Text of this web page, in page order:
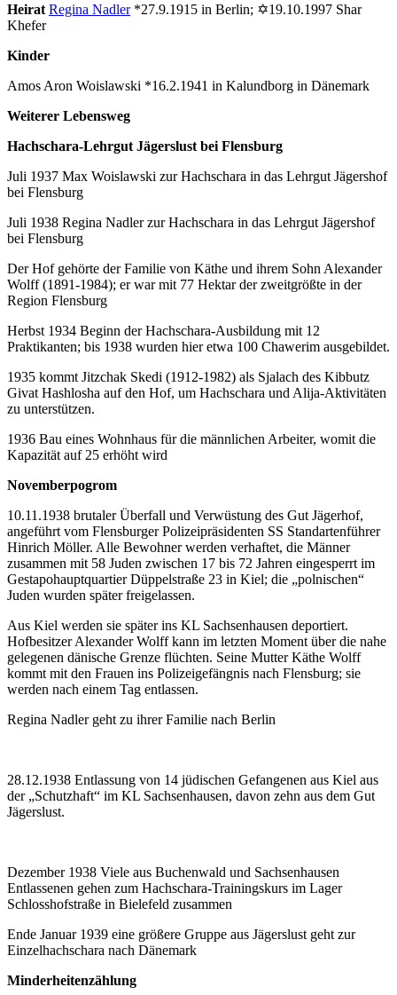
Heirat Regina Nadler*27.9.1915 in Berlin; ✡19.10.1997 Shar
Khefer
Kinder
Amos Aron Woislawski *16.2.1941 in Kalundborg in Dänemark
Weiterer Lebensweg
Hachschara-Lehrgut Jägerslust bei Flensburg
Juli 1937 Max Woislawski zur Hachschara in das Lehrgut Jägershof
bei Flensburg
Juli 1938 Regina Nadler zur Hachschara in das Lehrgut Jägershof
bei Flensburg
Der Hof gehörte der Familie von Käthe und ihrem Sohn Alexander
Wolff (1891-1984); er war mit 77 Hektar der zweitgrößte in der
Region Flensburg
Herbst 1934 Beginn der Hachschara-Ausbildung mit 12
Praktikanten; bis 1938 wurden hier etwa 100 Chawerim ausgebildet.
1935 kommt Jitzchak Skedi (1912-1982) als Sjalach des Kibbutz
Givat Hashlosha auf den Hof, um Hachschara und Alija-Aktivitäten
zu unterstützen.
1936 Bau eines Wohnhaus für die männlichen Arbeiter, womit die
Kapazität auf 25 erhöht wird
Novemberpogrom
10.11.1938 brutaler Überfall und Verwüstung des Gut Jägerhof,
angeführt vom Flensburger Polizeipräsidenten SS Standartenführer
Hinrich Möller. Alle Bewohner werden verhaftet, die Männer
zusammen mit 58 Juden zwischen 17 bis 72 Jahren eingesperrt im
Gestapohauptquartier Düppelstraße 23 in Kiel; die „polnischen“
Juden wurden später freigelassen.
Aus Kiel werden sie später ins KL Sachsenhausen deportiert.
Hofbesitzer Alexander Wolff kann im letzten Moment über die nahe
gelegenen dänische Grenze flüchten. Seine Mutter Käthe Wolff
kommt mit den Frauen ins Polizeigefängnis nach Flensburg; sie
werden nach einem Tag entlassen.
Regina Nadler geht zu ihrer Familie nach Berlin
28.12.1938 Entlassung von 14 jüdischen Gefangenen aus Kiel aus
der „Schutzhaft“ im KL Sachsenhausen, davon zehn aus dem Gut
Jägerslust.
Dezember 1938 Viele aus Buchenwald und Sachsenhausen
Entlassenen gehen zum Hachschara-Trainingskurs im Lager
Schlosshofstraße in Bielefeld zusammen
Ende Januar 1939 eine größere Gruppe aus Jägerslust geht zur
Einzelhachschara nach Dänemark
Minderheitenzählung